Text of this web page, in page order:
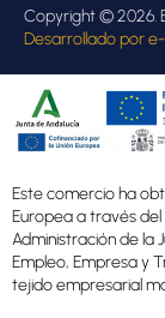
Copyright © 2026.
Desarrollado por
Este comercio ha
Europea a través del
Administración de la
Empleo, Empresa y
tejido empresarial